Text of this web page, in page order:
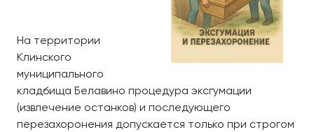
На территории
Клинского
муниципального
кладбища Белавино процедура эксгумации
(извлечение останков) и последующего
перезахоронения допускается только при строгом